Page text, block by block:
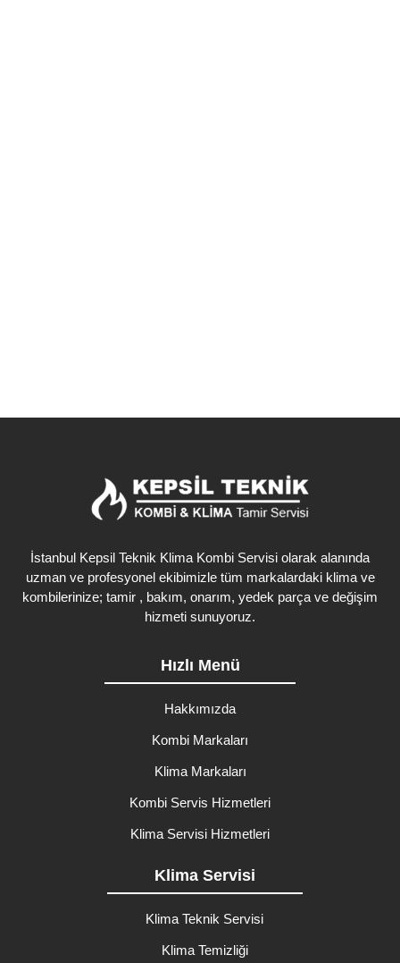
İstanbul Kepsil Teknik Klima Kombi Servisi olarak alanında
uzman ve profesyonel ekibimizle tüm markalardaki klima ve
kombilerinize; tamir , bakım, onarım, yedek parça ve değişim
hizmeti sunuyoruz.
Hızlı Menü
Hakkımızda
Kombi Markaları
Klima Markaları
Kombi Servis Hizmetleri
Klima Servisi Hizmetleri
Klima Servisi
Klima Teknik Servisi
Klima Temizliği